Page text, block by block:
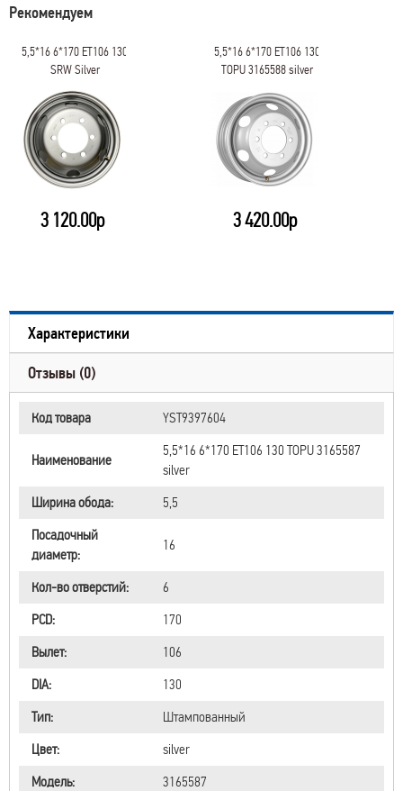
Рекомендуем
5,5*16 6*170 ET106 130
SRW Silver
3 120.00р
5,5*16 6*170 ET106 130
TOPU 3165588 silver
3 420.00р
Характеристики
Отзывы (0)
Код товара YST9397604
Наименование
5,5*16 6*170 ET106 130 TOPU 3165587
silver
Ширина обода:
5,5
Посадочный
диаметр:
16
Кол-во отверстий:
6
PCD:
170
Вылет:
106
DIA:
130
Тип:
Штампованный
Цвет:
silver
Модель:
3165587